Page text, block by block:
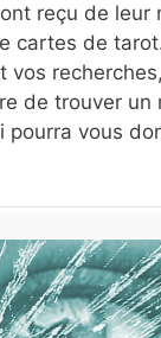
ont reçu de leur
cartes de
vos
de trouver un
pourra vous